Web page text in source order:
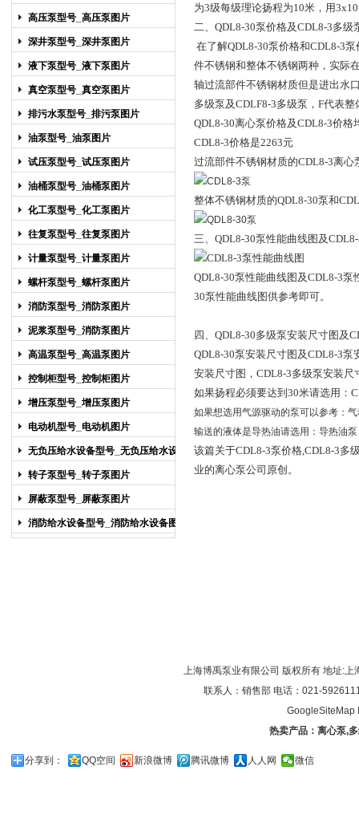
高压泵型号_高压泵图片
深井泵型号_深井泵图片
液下泵型号_液下泵图片
真空泵型号_真空泵图片
排污水泵型号_排污泵图片
油泵型号_油泵图片
试压泵型号_试压泵图片
油桶泵型号_油桶泵图片
化工泵型号_化工泵图片
往复泵型号_往复泵图片
计量泵型号_计量泵图片
螺杆泵型号_螺杆泵图片
消防泵型号_消防泵图片
泥浆泵型号_消防泵图片
高温泵型号_高温泵图片
控制柜型号_控制柜图片
增压泵型号_增压泵图片
电动机型号_电动机图片
无负压给水设备型号_无负压给水设备
图片
转子泵型号_转子泵图片
屏蔽泵型号_屏蔽泵图片
消防给水设备型号_消防给水设备图片
为3级每级理论扬程为10米，用
二、QDL8-30泵价格及CDL8-3多级
在了解QDL8-30泵价格和CDL8-3
件不锈钢和整体不锈钢两种，实际
轴过流部件不锈钢材质但是进出水
多级泵及CDLF8-3多级泵，F代表
QDL8-30离心泵价格及CDL8-3价格
CDL8-3价格是2263元
过流部件不锈钢材质的CDL8-3离
整体不锈钢材质的QDL8-30泵和
三、QDL8-30泵性能曲线图及
QDL8-30泵性能曲线图及CDL8-3泵
30泵性能曲线图供参考即可。
四、QDL8-30多级泵安装尺寸图及
QDL8-30泵安装尺寸图及CDL8-3泵
安装尺寸图，CDL8-3多级泵安装
如果扬程必须要达到30米请选用：
如果想选用气源驱动的泵可以参考：
输送的液体是导热油请选用： 导热油泵
该篇关于CDL8-3泵价格,CDL8-3多
业的离心泵公司原创。
上海博禹泵业有限公司 版权所有 地址:
联系人：销售部 电话：021-
GoogleSiteMap
热卖产品： 离心泵,
分享到： QQ空间 新浪微博 腾讯微博 人人网 微信